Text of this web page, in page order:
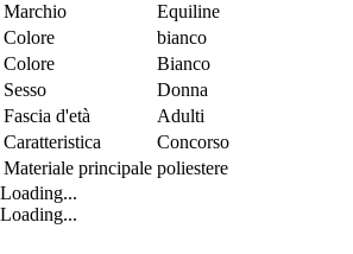
Marchio
Equiline
Colore
bianco
Colore
Bianco
Sesso
Donna
Fascia d'età
Adulti
Caratteristica
Concorso
Materiale principale poliestere
Loading...
Loading...